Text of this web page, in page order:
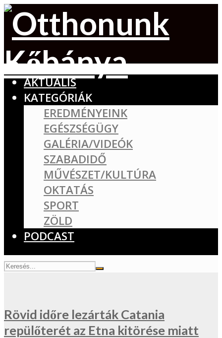
AKTUÁLIS
KATEGÓRIÁK
EREDMÉNYEINK
EGÉSZSÉGÜGY
GALÉRIA/VIDEÓK
SZABADIDŐ
MŰVÉSZET/KULTÚRA
OKTATÁS
SPORT
ZÖLD
PODCAST
Rövid időre lezárták Catania
repülőterét az Etna kitörése miatt